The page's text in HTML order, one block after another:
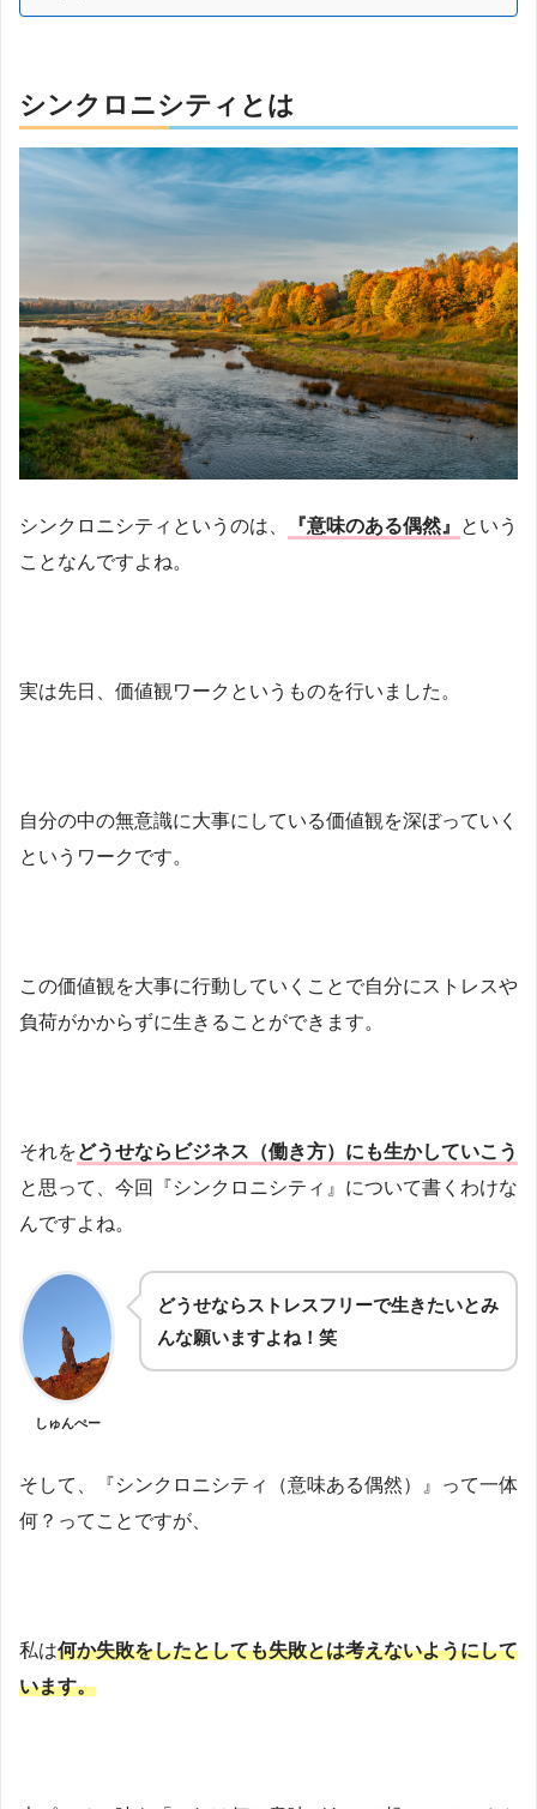
シンクロニシティとは
シンクロニシティというのは、 『意味のある偶然』
という
ことなんですよね。
実は先日、価値観ワークというものを行いました。
自分の中の無意識に大事にしている価値観を深ぼっていく
というワークです。
この価値観を大事に行動していくことで自分にストレスや
負荷がかからずに生きることができます。
それをどうせならビジネス（働き方）にも生かしていこう
と思って、今回『シンクロニシティ』について書くわけな
んですよね。
しゅんぺー
どうせならストレスフリーで生きたいとみ
んな願いますよね！笑
そして、『シンクロニシティ（意味ある偶然）』って一体
何？ってことですが、
私は何か失敗をしたとしても失敗とは考えないようにして
います。